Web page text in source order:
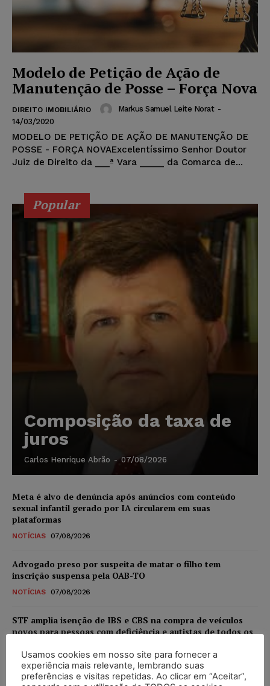
Modelo de Petição de Ação de
Manutenção de Posse – Força Nova
DIREITO IMOBILIÁRIO Markus Samuel Leite Norat -
14/03/2020
MODELO DE PETIÇÃO DE AÇÃO DE MANUTENÇÃO DE
POSSE - FORÇA NOVAExcelentíssimo Senhor Doutor
Juiz de Direito da ___ª Vara _____ da Comarca de...
Popular
Composição da taxa de
juros
Carlos Henrique Abrão - 07/08/2026
Meta é alvo de denúncia após anúncios com conteúdo
sexual infantil gerado por IA circularem em suas
plataformas
NOTÍCIAS 07/08/2026
Advogado preso por suspeita de matar o filho tem
inscrição suspensa pela OAB-TO
NOTÍCIAS 07/08/2026
STF amplia isenção de IBS e CBS na compra de veículos
novos para pessoas com deficiência e autistas de todos os
DIREITO TRIBUTÁRIO 07/08/2026
Usamos cookies em nosso site para fornecer a
experiência mais relevante, lembrando suas
preferências e visitas repetidas. Ao clicar em “Aceitar”,